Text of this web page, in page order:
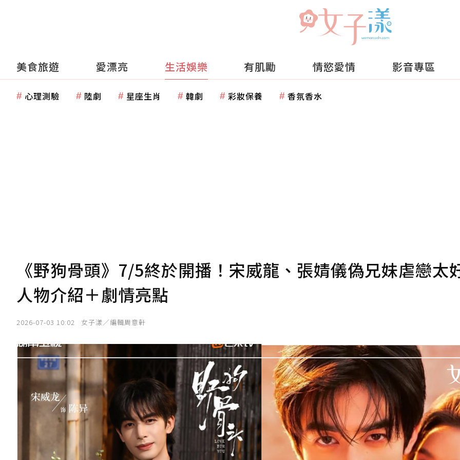
美食旅遊 愛漂亮 生活娛樂 有肌勵 情慾愛情 影音專區
心理測驗 陸劇 星座生肖 韓劇 彩妝保養 香氛香水
《野狗骨頭》7/5終於開播！宋威龍、張婧儀偽兄妹虐戀太
人物介紹＋劇情亮點
2026-07-03 10:02 女子漾／編輯周意軒